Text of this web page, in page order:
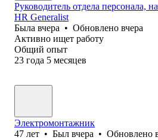
Руководитель отдела персонала,
HR Generalist
Была вчера • Обновлено вчера
Активно ищет работу
Общий опыт
23 года 5 месяцев
Электромонтажник
47 лет • Был вчера • Обновлено